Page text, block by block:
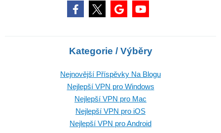
Kategorie / Výběry
Nejnovější Příspěvky Na Blogu
Nejlepší VPN pro Windows
Nejlepší VPN pro Mac
Nejlepší VPN pro iOS
Nejlepší VPN pro Android